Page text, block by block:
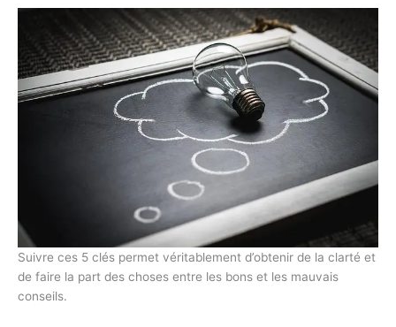
Suivre ces 5 clés permet véritablement d’obtenir de la clarté et
de faire la part des choses entre les bons et les mauvais
conseils.